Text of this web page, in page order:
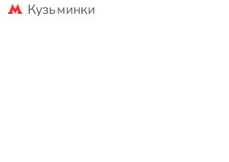
Кузьминки